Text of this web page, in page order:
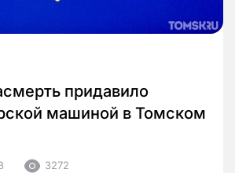
придавило
машиной в Томском
3272